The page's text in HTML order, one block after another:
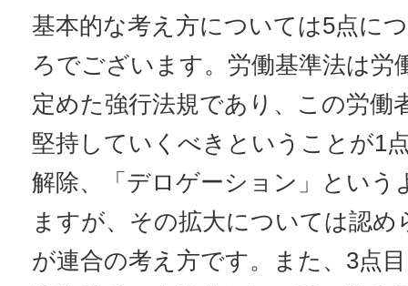
基本的な考え方については5点に
ろでございます。労働基準法は労
定めた強行法規であり、この労働
堅持していくべきということが1
解除、「デロゲーション」という
ますが、その拡大については認
が連合の考え方です。また、3点